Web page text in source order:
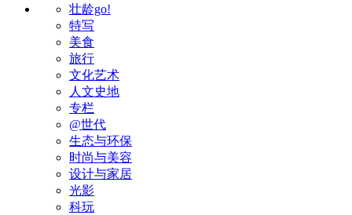
壮龄go!
特写
美食
旅行
文化艺术
人文史地
专栏
@世代
生态与环保
时尚与美容
设计与家居
光影
科玩